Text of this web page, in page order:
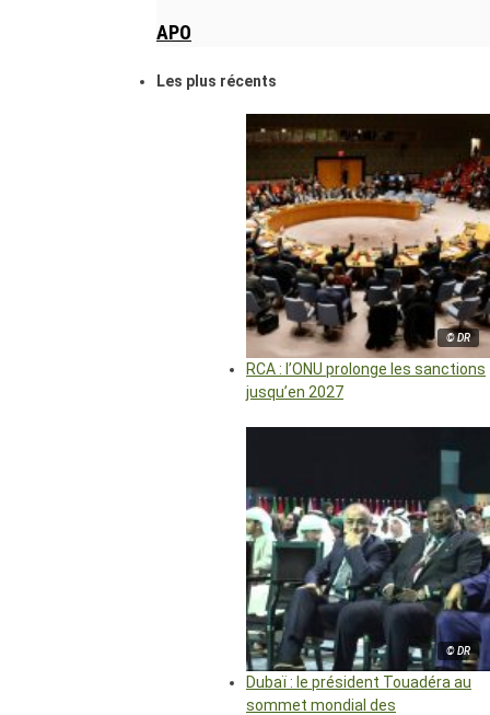
APO
Les plus récents
© DR
RCA : l’ONU prolonge les sanctions
jusqu’en 2027
© DR
Dubaï : le président Touadéra au
sommet mondial des